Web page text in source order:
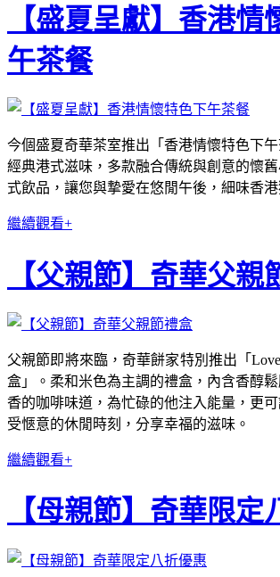
【盛夏呈獻】香港情
午茶餐
今個盛夏奇華茶室推出「香港情懷特色下
經典港式滋味，多款融合傳統與創意的懷
式飲品，讓您與摯愛在悠閒午後，細味香
繼續觀看+
【父親節】奇華父親
父親節即將來臨，奇華餅家特別推出「
盒」。柔和米色為主調的禮盒，內含香醇
香的咖啡味道，為忙碌的他注入能量，更
受愜意的休閒時刻，分享幸福的滋味。
繼續觀看+
【母親節】奇華限定